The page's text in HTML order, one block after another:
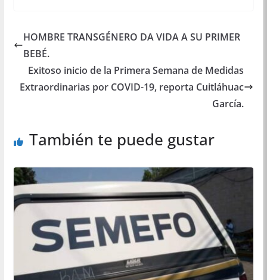
HOMBRE TRANSGÉNERO DA VIDA A SU PRIMER
BEBÉ.
Exitoso inicio de la Primera Semana de Medidas
Extraordinarias por COVID-19, reporta Cuitláhuac
García.
También te puede gustar